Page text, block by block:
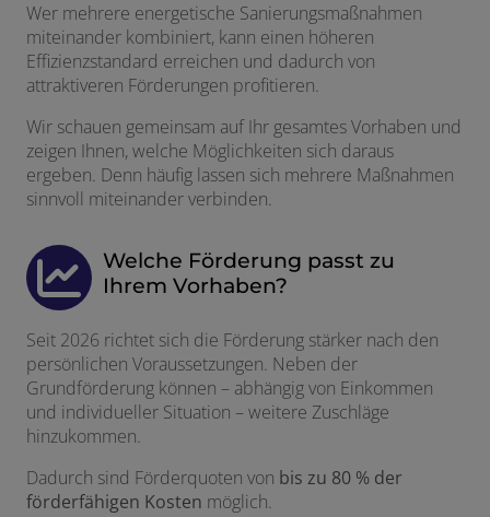
Wer mehrere energetische Sanierungsmaßnahmen
miteinander kombiniert, kann einen höheren
Effizienzstandard erreichen und dadurch von
attraktiveren Förderungen profitieren.
Wir schauen gemeinsam auf Ihr gesamtes Vorhaben und
zeigen Ihnen, welche Möglichkeiten sich daraus
ergeben. Denn häufig lassen sich mehrere Maßnahmen
sinnvoll miteinander verbinden.
Welche Förderung passt zu
Ihrem Vorhaben?
Seit 2026 richtet sich die Förderung stärker nach den
persönlichen Voraussetzungen. Neben der
Grundförderung können – abhängig von Einkommen
und individueller Situation – weitere Zuschläge
hinzukommen.
Dadurch sind Förderquoten von bis zu 80 % der
förderfähigen Kosten möglich.